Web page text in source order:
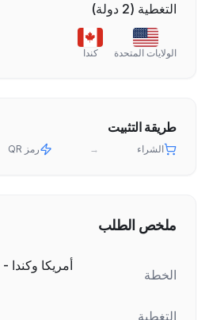
التغطية (
2 دولة)
الولايات المتحدة كندا
طريقة التثبيت
الشراء → رمز QR
ملخص الطلب
الخطة
التغطية